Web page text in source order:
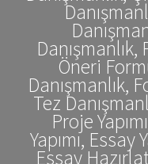
Öneri
Danışmanlık,
Tez
Proje
Yapımı, Essay
Essay